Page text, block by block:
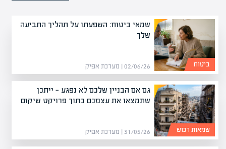
שמאי ביטוח: השפעתו על תהליך התביעה
שלך
02/06/26 | מערכת אפיק ביטוח
גם אם הבניין שלכם לא נפגע — ייתכן
שתמצאו את עצמכם בתוך פרויקט שיקום
31/05/26 | מערכת אפיק שמאות רכוש